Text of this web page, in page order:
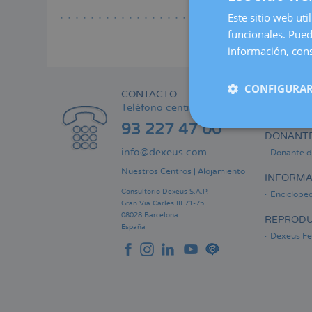
a
la
CONTACTO
Teléfono centralita:
93 227 47 00
info@dexeus.com
Nuestros Centros Alojamiento
Consultorio Dexeus S.A.P.
Gran Via Carles III 71-75.
08028 Barcelona.
España
ÁREA
Donante
Dexeus
Este sitio web
funcionales.
información,